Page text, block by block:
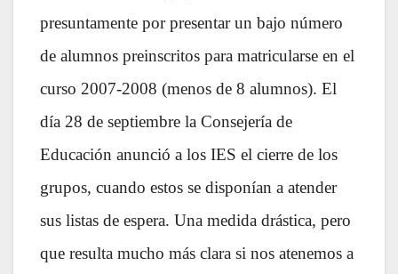
presuntamente por presentar un bajo número
de alumnos preinscritos para matricularse en el
curso 2007-2008 (menos de 8 alumnos). El
día 28 de septiembre la Consejería de
Educación anunció a los IES el cierre de los
grupos, cuando estos se disponían a atender
sus listas de espera. Una medida drástica, pero
que resulta mucho más clara si nos atenemos a